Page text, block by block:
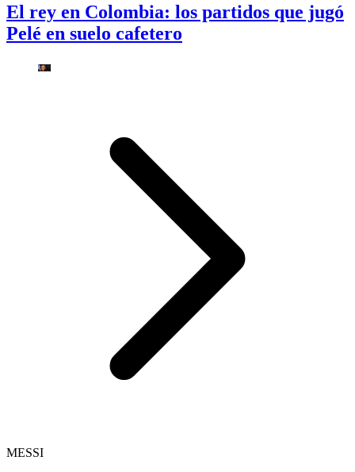
El rey en Colombia: los partidos que jugó
Pelé en suelo cafetero
MESSI